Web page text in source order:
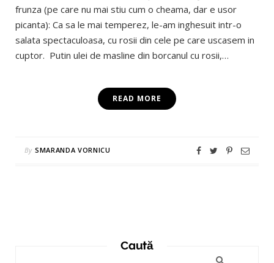
frunza (pe care nu mai stiu cum o cheama, dar e usor
picanta): Ca sa le mai temperez, le-am inghesuit intr-o
salata spectaculoasa, cu rosii din cele pe care uscasem in
cuptor. Putin ulei de masline din borcanul cu rosii,…
READ MORE
By SMARANDA VORNICU
Caută